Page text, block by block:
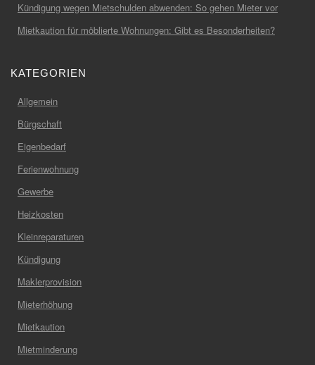
Kündigung wegen Mietschulden abwenden: So gehen Mieter vor
Mietkaution für möblierte Wohnungen: Gibt es Besonderheiten?
KATEGORIEN
Allgemein
Bürgschaft
Eigenbedarf
Ferienwohnung
Gewerbe
Heizkosten
Kleinreparaturen
Kündigung
Maklerprovision
Mieterhöhung
Mietkaution
Mietminderung